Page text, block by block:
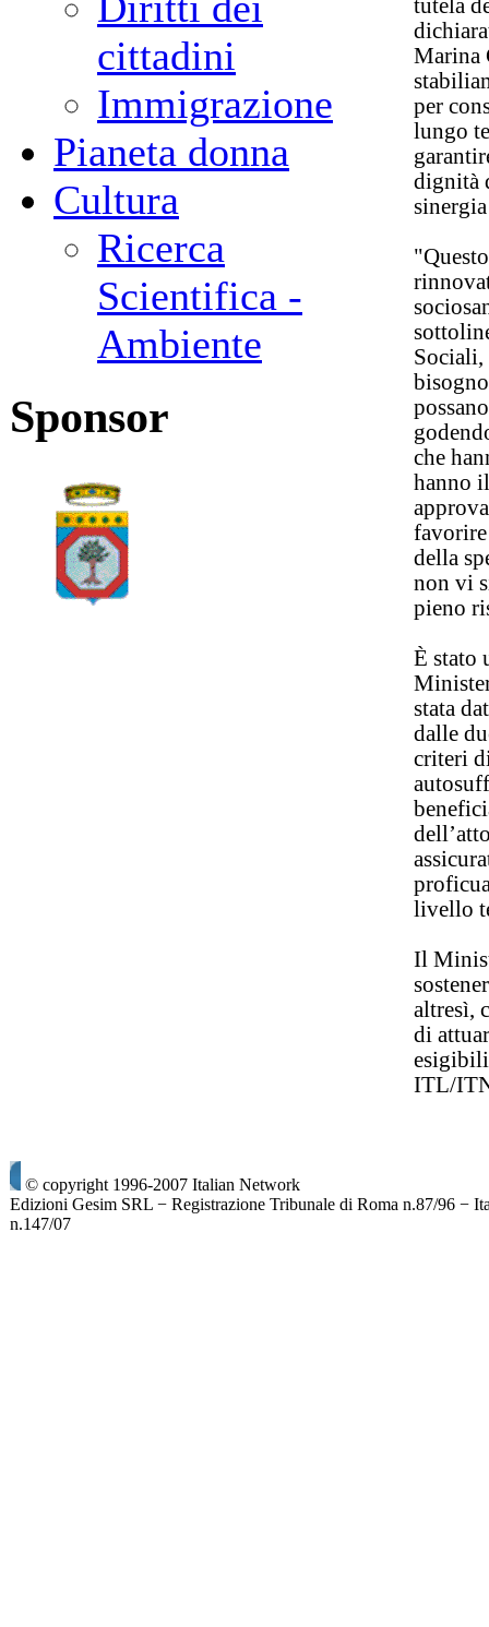
cittadini
Immigrazione
Pianeta donna
Cultura
Ricerca
Scientifica -
Ambiente
Sponsor
tutela
Marina
per
lungo
dignità
Sociali,
che
hanno
della
non vi
pieno
È stato
stata
dalle
criteri
livello
Il
altresì,
di
ITL/
© copyright 1996-2007 Italian Network
Edizioni Gesim SRL − Registrazione Tribunale di Roma n.87/96 −
n.147/07